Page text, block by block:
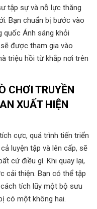
tập sự và nỗ lực thăng
Bạn chuẩn bị bước vào
quốc Ánh sáng khỏi
được tham gia vào
triệu hồi từ khắp nơi trên
CHƠI TRUYỀN
XUẤT HIỆN
cực, quá trình tiến triển
luyện tập và lên cấp, sẽ
cứ điều gì. Khi quay lại,
cải thiện. Bạn có thể tập
tích lũy một bộ sưu
có một không hai.